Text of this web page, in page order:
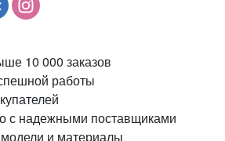
10 000 заказов
работы
с надежными поставщиками
и материалы